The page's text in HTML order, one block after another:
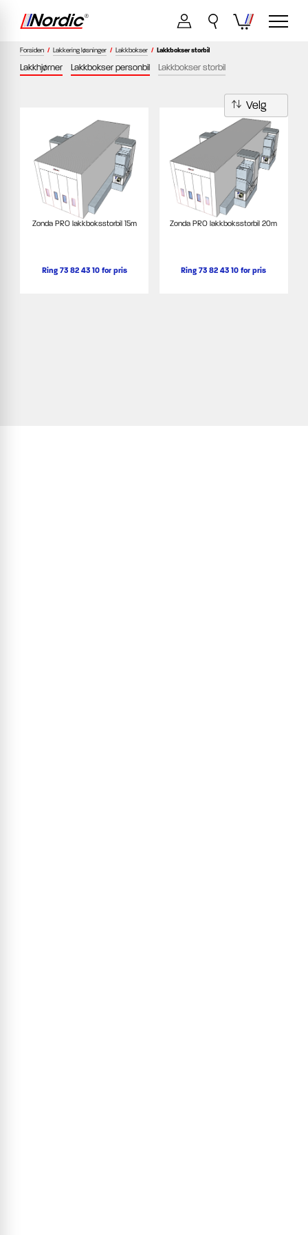
Forsiden / Lakkering løsninger / Lakkbokser / Lakkbokser storbil
Lakkhjørner Lakkbokser personbil Lakkbokser storbil
Zonda PRO lakkboksstorbil 15m
Ring 73 82 43 10 for pris
Zonda PRO lakkboksstorbil 20m
Ring 73 82 43 10 for pris